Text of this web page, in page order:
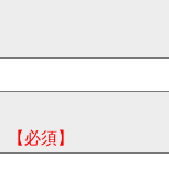
【必須】